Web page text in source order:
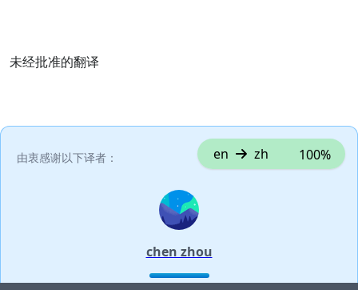
未经批准的翻译
由衷感谢以下译者： en zh 100%
chen zhou